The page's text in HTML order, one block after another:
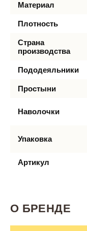
Материал
Плотность
Страна
производства
Пододеяльники
Простыни
Наволочки
Упаковка
Артикул
О БРЕНДЕ